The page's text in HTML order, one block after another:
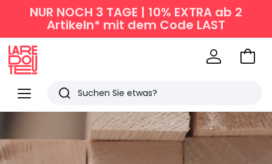
NUR NOCH 3 TAGE | 10% EXTRA ab 2
Artikeln* mit dem Code LAST
Menü
Redoute
Suchen
Zuletzt
angesehen
Artikel
Zum